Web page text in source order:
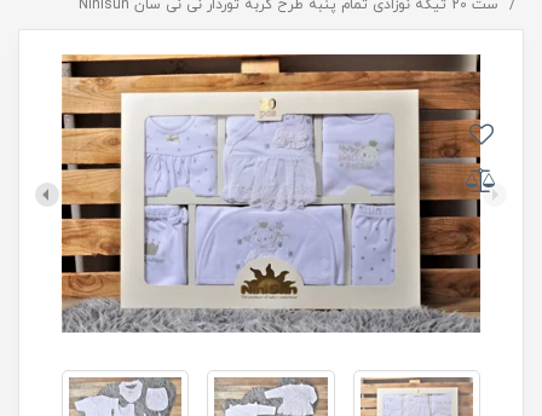
ست 20 تیکه نوزادی تمام پنبه طرح گربه توردار نی نی سان Ninisun